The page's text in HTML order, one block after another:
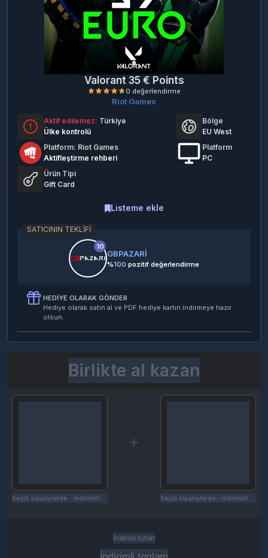
Valorant 35 € Points
Riot Games
Aktif edilemez: Türkiye
Ülke kontrolü
Bölge
EU West
Platform: Riot Games
Aktifleştirme rehberi
Platform
PC
Ürün Tipi
Gift Card
Listeme ekle
SATICININ TEKLIFI
10
GBPAZARİ
%100 pozitif değerlendirme
HEDIYE OLARAK GÖNDER
Hediye olarak satın al ve PDF hediye kartın indirmeye hazır
olsun.
Birlikte al kazan
Seçili siparişlerde - İndirimli! Seçili siparişlerde - İndirimli!
İndirim tutarı